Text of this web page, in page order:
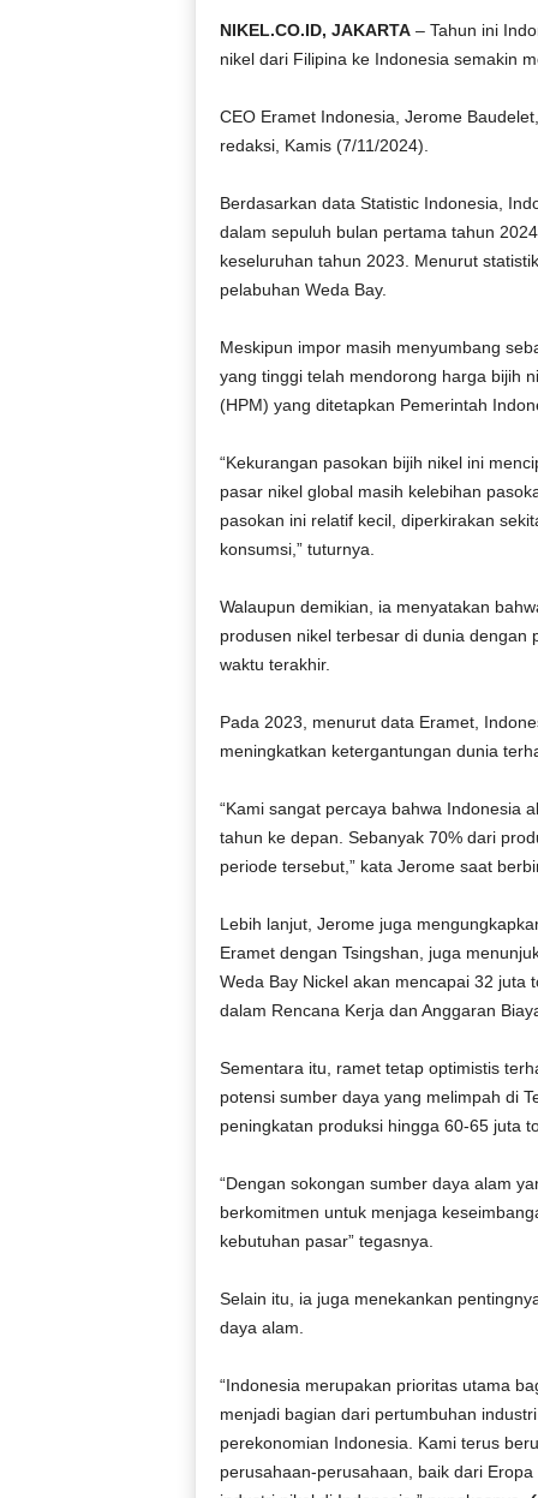
NIKEL.CO.ID, JAKARTA– Tahun ini
nikel dari Filipina ke Indonesia semakin
CEO Eramet Indonesia, Jerome
redaksi, Kamis (7/11/2024).
Berdasarkan data Statistic Indonesia,
dalam sepuluh bulan pertama tahun
keseluruhan tahun 2023. Menurut
pelabuhan Weda Bay.
Meskipun impor masih menyumbang
yang tinggi telah mendorong harga bijih
(HPM) yang ditetapkan Pemerintah
“Kekurangan pasokan bijih nikel ini
pasar nikel global masih kelebihan
pasokan ini relatif kecil, diperkirakan
konsumsi,” tuturnya.
Walaupun demikian, ia menyatakan
produsen nikel terbesar di dunia dengan
waktu terakhir.
Pada 2023, menurut data Eramet,
meningkatkan ketergantungan dunia
“Kami sangat percaya bahwa Indonesia
tahun ke depan. Sebanyak 70% dari
periode tersebut,” kata Jerome saat
Lebih lanjut, Jerome juga
Eramet dengan Tsingshan, juga
Weda Bay Nickel akan mencapai 32 juta
dalam Rencana Kerja dan Anggaran
Sementara itu, ramet tetap optimistis
potensi sumber daya yang melimpah di
peningkatan produksi hingga 60-65 juta
“Dengan sokongan sumber daya alam
berkomitmen untuk menjaga
kebutuhan pasar” tegasnya.
Selain itu, ia juga menekankan
daya alam.
“Indonesia merupakan prioritas utama
menjadi bagian dari pertumbuhan
perekonomian Indonesia. Kami terus
perusahaan-perusahaan, baik dari